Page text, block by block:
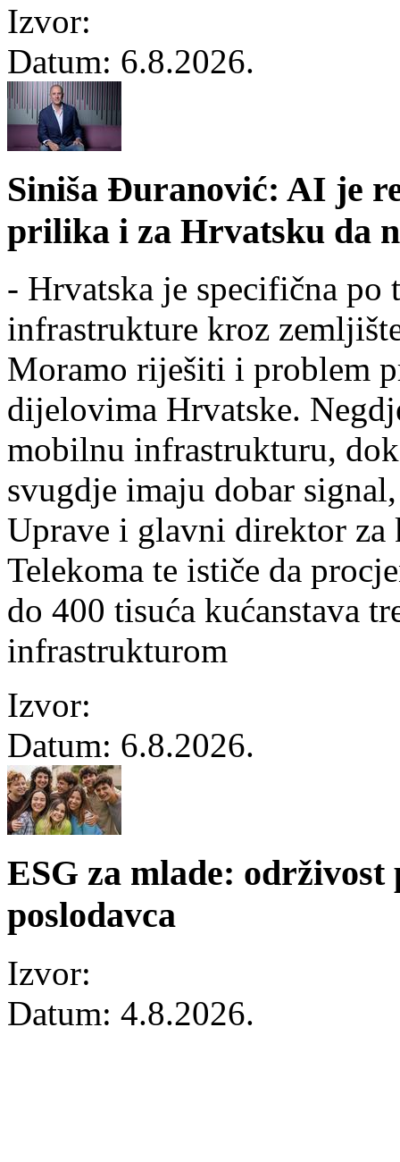
Izvor:
Datum: 6.8.2026.
Siniša Đuranović: AI je
prilika i za Hrvatsku da
- Hrvatska je specifična po
infrastrukture kroz
Moramo riješiti i problem
dijelovima Hrvatske.
mobilnu infrastrukturu,
svugdje imaju dobar
Uprave i glavni direktor za
Telekoma te ističe da
do 400 tisuća kućanstava
infrastrukturom
Izvor:
Datum: 6.8.2026.
ESG za mlade:
poslodavca
Izvor:
Datum: 4.8.2026.